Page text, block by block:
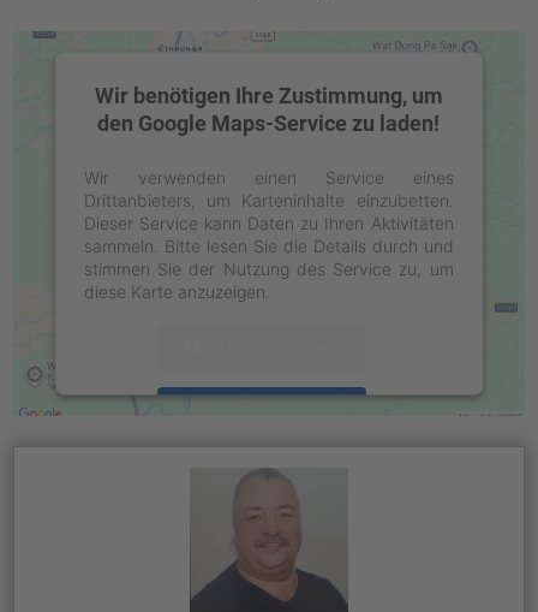
Wir benötigen Ihre Zustimmung, um
den Google Maps-Service zu laden!
Wir verwenden einen Service eines
Drittanbieters, um Karteninhalte einzubetten.
Dieser Service kann Daten zu Ihren Aktivitäten
sammeln. Bitte lesen Sie die Details durch und
stimmen Sie der Nutzung des Service zu, um
diese Karte anzuzeigen.
Management Platform